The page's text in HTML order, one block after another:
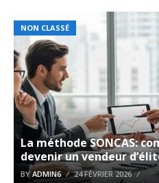
NON CLASSÉ
La méthode SONCAS:
devenir un vendeur
BYADMIN6 24 FÉVRIER 2026